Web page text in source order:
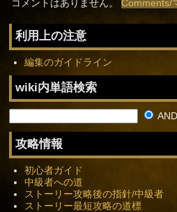
コメントはありません。Comments/
利用上の注意
編集のガイドライン
wiki内単語検索
攻略情報
初心者ガイド
中級者への道
ストーリー攻略後の指針/中級者
ストーリー最短攻略の道標